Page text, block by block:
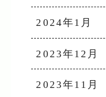
2024年1月
2023年12月
2023年11月